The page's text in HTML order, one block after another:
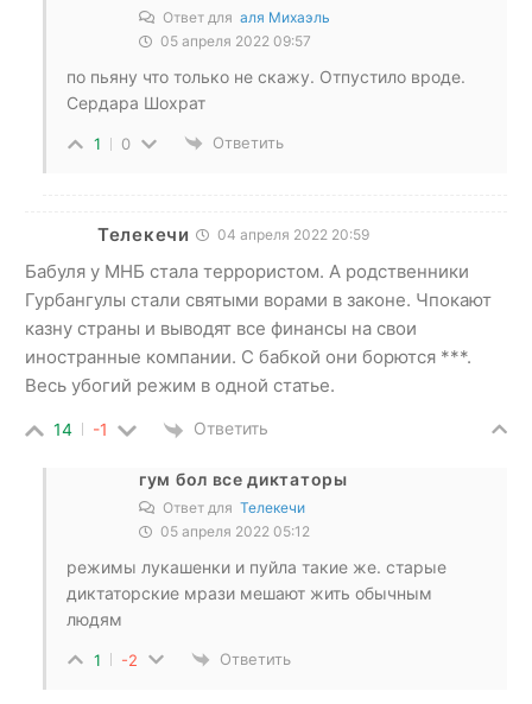
Ответ для аля Михаэль
05 апреля 2022 09:57
по пьяну что только не скажу. Отпустило вроде.
Сердара Шохрат
1 0 Ответить
Телекечи 04 апреля 2022 20:59
Бабуля у МНБ стала террористом. А родственники
Гурбангулы стали святыми ворами в законе. Чпокают
казну страны и выводят все финансы на свои
иностранные компании. С бабкой они борются ***.
Весь убогий режим в одной статье.
14 -1 Ответить
гум бол все диктаторы
Ответ для Телекечи
05 апреля 2022 05:12
режимы лукашенки и пуйла такие же. старые
диктаторские мрази мешают жить обычным
людям
1 -2 Ответить